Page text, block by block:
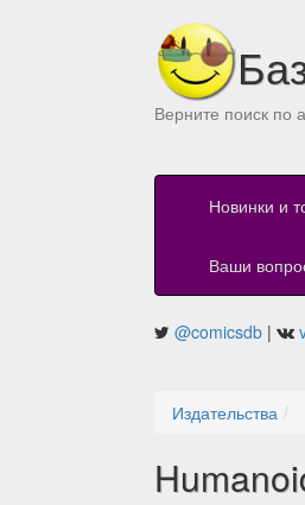
Верните поиск по
Новинки и
Ваши
@comicsdb |
Издательства